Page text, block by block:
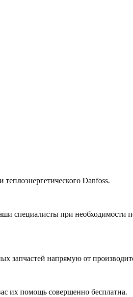
Danfoss.
специалисты при необходимости
запчастей напрямую от
их помощь совершенно бесплатна.